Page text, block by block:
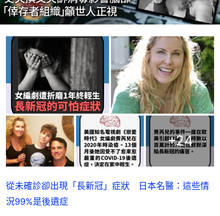
+24
從未確診卻出現「長新冠」症狀 日本名醫：這些情
況99%是後遺症